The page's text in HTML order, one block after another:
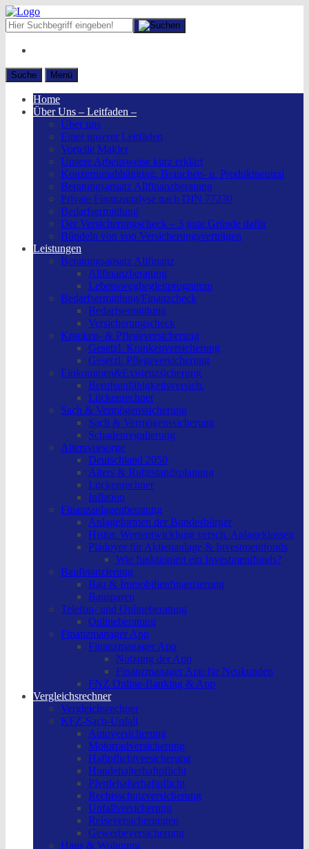
Suche Menü
Home
Über Uns – Leitfaden –
Über uns
Einer unserer Leitfäden
Vorteile Makler
Unsere Arbeitsweise kurz erklärt
Konzernunabhänging, Branchen- u. Produktneutral
Beratungsansatz Allfinanzberatung
Private Finanzanalyse nach DIN 77230
Bedarfsermittlung
Der Versicherungscheck – 3 gute Gründe dafür
Bündeln von von Versicherungsverträgen
Leistungen
Beratungsansatz Allfinanz
Allfinanzberatung
Lebenswegbegleitprogramm
Bedarfsermittlung/Finanzcheck
Bedarfsermittlung
Versicherungscheck
Kranken- & Pflegeversicherung
Gesetzl. Krankenversicherung
Gesetzl. Pflegeversicherung
Einkommen&Existenzsicherung
Berufsunfähigkeitsversich.
Lückenrechner
Sach & Vermögenssicherung
Sach & Vermögenssicherung
Schadenregulierung
Altersvorsorge
Deutschland 2050
Alters & Ruhestandsplanung
Lückenrechner
Inflation
Finanzanlagenberatung
Anlageformen der Bundesbürger
Histor. Wertentwicklung versch. Anlageklassen
Plädoyer für Aktienanlage & Investmentfonds
Wie funktioniert ein Investmentfonds?
Baufinanzierung
Bau & Immobilienfinanzierung
Bausparen
Telefon- und Onlineberatung
Onlineberatung
Finanzmanager App
Finanzmanager App
Nutzung der App
Finanzmanager App für Neukunden
FNZ Online-Banking & App
Vergleichsrechner
Vergleichsrechner
KFZ-Sach-Unfall
Autoversicherung
Motorradversicherung
Haftpflichtversicherung
Hundehalterhaftpflicht
Pferdehalterhaftpflicht
Rechtsschutzversicherung
Unfallversicherung
Reiseversicherungen
Gewerbeversicherung
Haus & Wohnung